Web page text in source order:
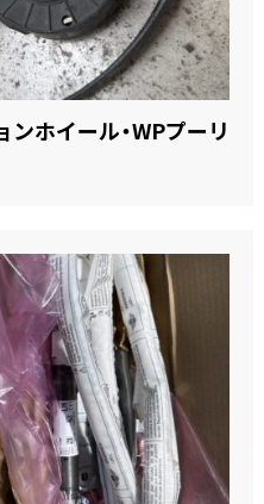
ンホイール・WPプーリ